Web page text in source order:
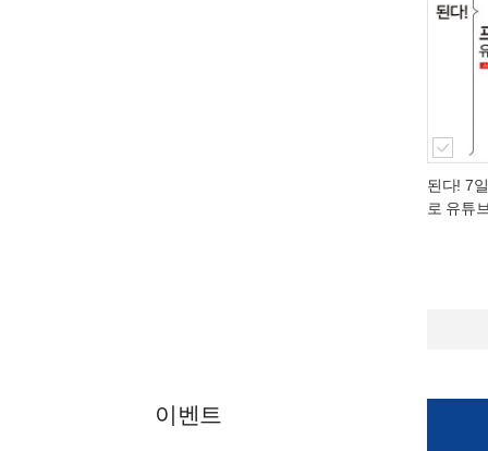
된다! 7
로 유튜
이벤트